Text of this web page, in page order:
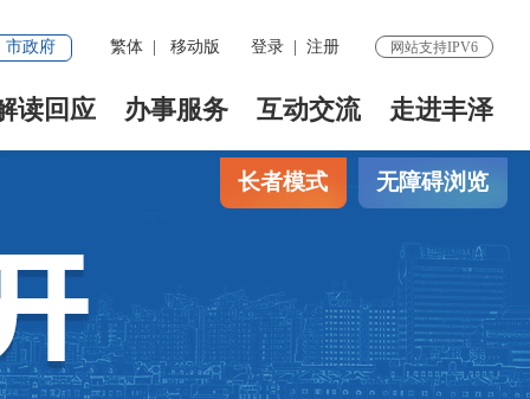
市政府 繁体 移动版 登录 注册 网站支持IPV6
读回应 办事服务 互动交流 走进丰泽
长者模式 无障碍浏览